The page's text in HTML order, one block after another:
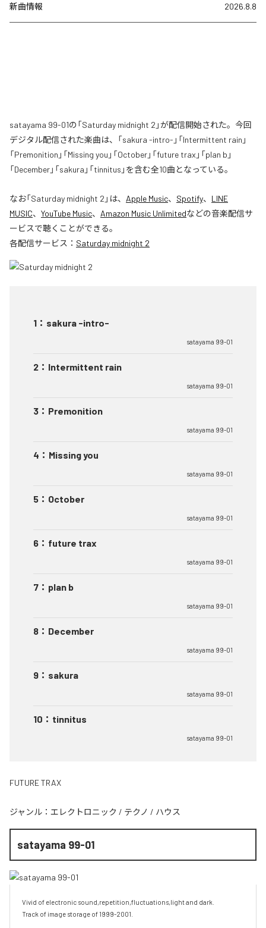
新曲情報 2026.8.8
satayama 99-01の「Saturday midnight 2」が配信開始された。今回
デジタル配信された楽曲は、「sakura -intro-」「Intermittent rain」
「Premonition」「Missing you」「October」「future trax」「plan b」
「December」「sakura」「tinnitus」を含む全10曲となっている。
なお「Saturday midnight 2 」は、 Apple Music、 Spotify、 LINE
MUSIC、 YouTube Music、 Amazon Music Unlimitedなどの音楽配信サ
ービスで聴くことができる。
各配信サービス： Saturday midnight 2
1 ： sakura -intro-
satayama 99-01
2 ： Intermittent rain
satayama 99-01
3 ： Premonition
satayama 99-01
4 ： Missing you
satayama 99-01
5 ： October
satayama 99-01
6 ： future trax
satayama 99-01
7 ： plan b
satayama 99-01
8 ： December
satayama 99-01
9 ： sakura
satayama 99-01
10 ： tinnitus
satayama 99-01
FUTURE TRAX
ジャンル： エレクトロニック / テクノ / ハウス
satayama 99-01
Vivid of electronic sound,repetition,fluctuations,light and dark.
Track of image storage of 1999-2001.